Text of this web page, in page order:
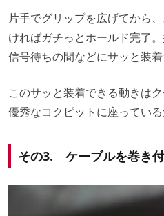
片手でグリップを広げてから
ければガチっとホールド完了
信号待ちの間などにサッと装着
このサッと装着できる動きは
優秀なコクピットに座っている
その3. ケーブルを巻き